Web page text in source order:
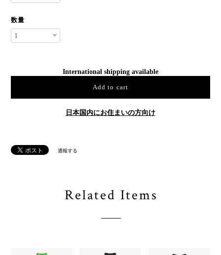
数量
International shipping available
Add to cart
日本国内にお住まいの方向け
通報する
Related Items